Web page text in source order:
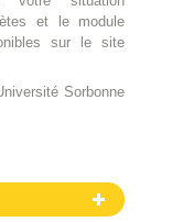
et le module
sur le site
Sorbonne